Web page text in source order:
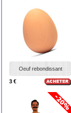
Oeuf rebondissant
3 €